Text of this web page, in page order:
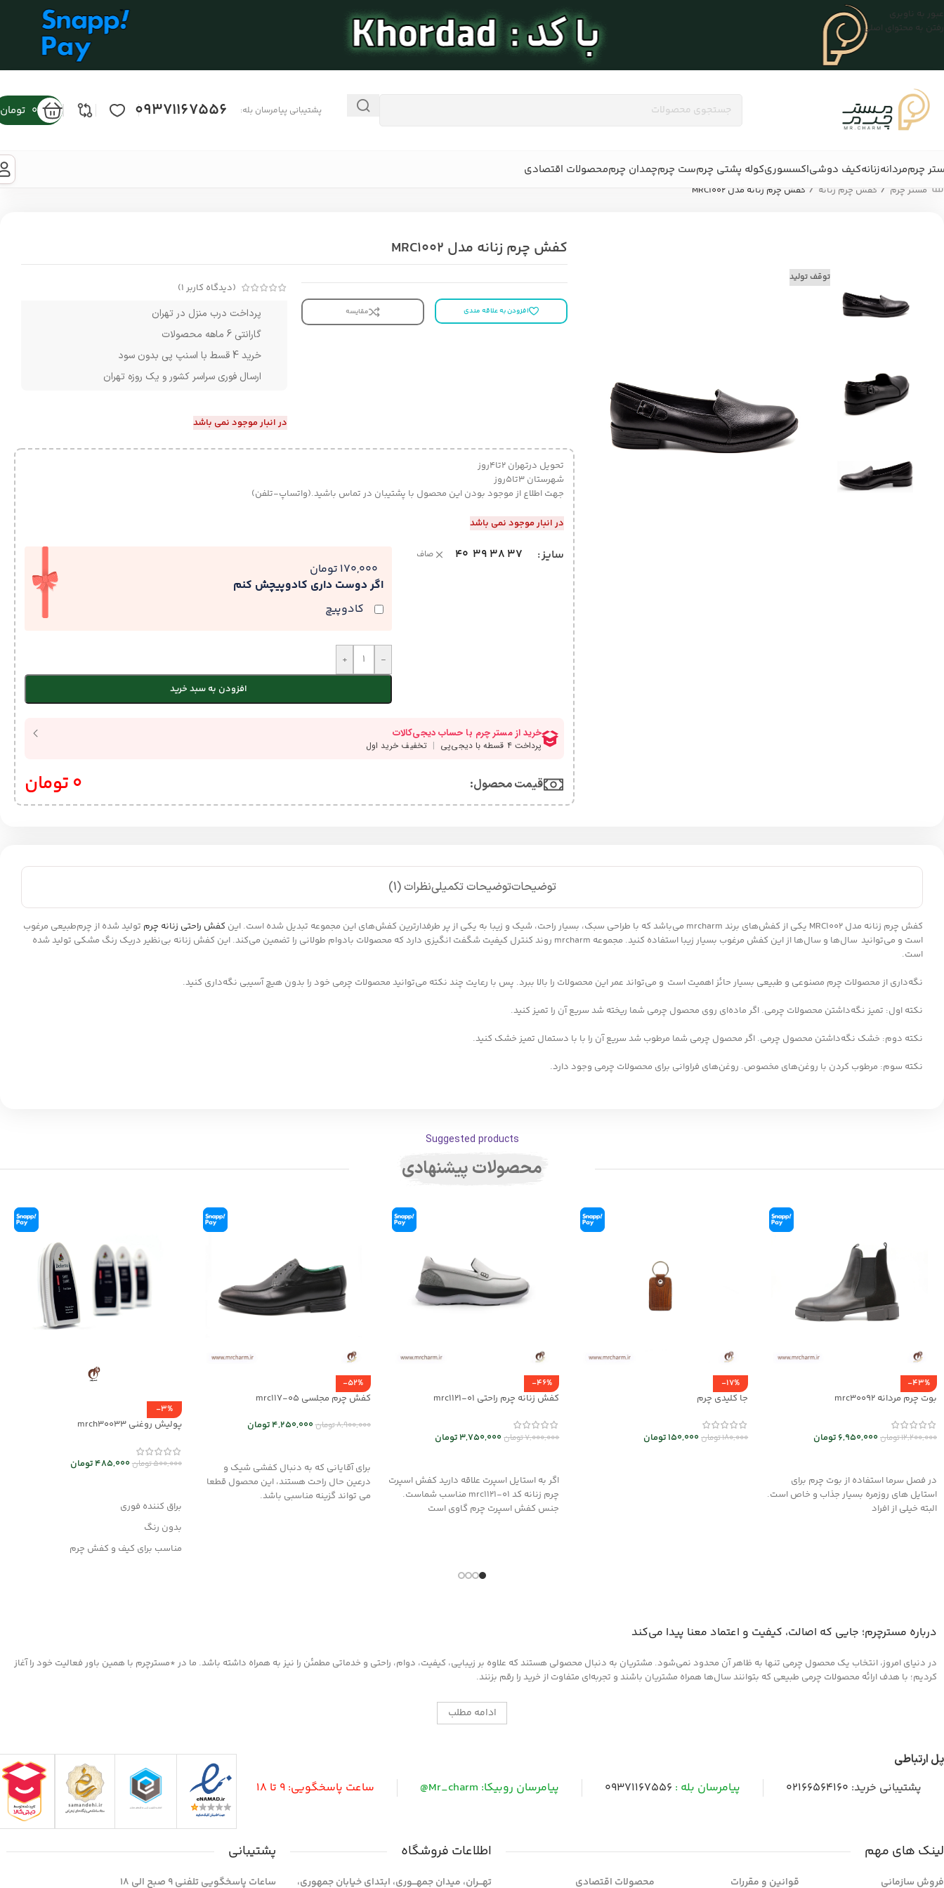
عبور به ناوبری
رفتن به محتوای اصلی
پشتیبانی پیامرسان بله: 09371167556
0 تومان
چرممردانهزنانهکیف دوشیاکسسوریکوله پشتی چرمست چرمچمدان چرممحصولات اقتصادی
مستر چرم / کفش چرم زنانه / کفش چرم زنانه مدل MRC1002
توقف تولید
کفش چرم زنانه مدل MRC1002
افزودن به علاقه مندی مقایسه
(دیدگاه کاربر 1
)
پرداخت درب منزل در تهران
گارانتی 6 ماهه محصولات
خرید 4 قسط با اسنپ پی بدون سود
ارسال فوری سراسر کشور و یک روزه تهران
در انبار موجود نمی باشد
تحویل درتهران 2تا4روز
شهرستان 3تا5روز
جهت اطلاع از موجود بودن این محصول با پشتیبان در تماس باشید.(واتساپ-تلفن)
در انبار موجود نمی باشد
سایز 37
38
39
40 صاف
اگر دوست داری کادوپیچش کنم
کادوپیچ
170,000 تومان
-
+
افزودن به سبد خرید
قیمت محصول:​ 0 تومان
توضیحاتتوضیحات تکمیلینظرات (1)
کفش‌ چرم زنانه مدل MRC1002 یکی از کفش‌های برند mrcharm‌‌ می‌باشد که با طراحی سبک، بسیار‌ راحت، شیک و زیبا به یکی از پر طرفدارترین کفش‌های این مجموعه تبدیل شده است. این کفش راحتی زنانه چرم تولید شده از چرم‌طبیعی مرغوب
است و می‌توانید سال‌ها و سال‌ها از این کفش مرغوب بسیار زیبا استفاده کنید. مجموعه mrcharm روند کنترل کیفیت شگفت انگیزی دارد که محصولات بادوام طولانی را تضمین می‌کند. این کفش زنانه بی‌نظیر دریک رنگ مشکی تولید شده
است.
نگه‌داری از محصولات چرم مصنوعی و طبیعی بسیار حائز اهمیت است و می‌تواند عمر این محصولات را بالا ببرد. پس با رعایت چند نکته می‌توانید محصولات چرمی خود را بدون هیچ آسیبی نگه‌داری کنید.
نکته اول: تمیز نگه‌داشتن محصولات چرمی. اگر ماده‌ای روی محصول چرمی شما ریخته شد سریع آن را تمیز کنید.
نکته دوم: خشک نگه‌داشتن محصول چرمی. اگر محصول چرمی شما مرطوب شد سریع آن را با با دستمال تمیز خشک کنید.
نکته سوم: مرطوب کردن با روغن‌های مخصوص. روغن‌های فراوانی برای محصولات چرمی وجود دارد.
Suggested products
محصولات پیشنهادی
-43%
بوت چرم مردانه mrc30092
12,200,000تومان6,950,000 تومان
در فصل سرما استفاده از بوت چرم برای
استایل های روزمره بسیار جذاب و خاص است.
البته خیلی از افراد
-17%
جا کلیدی چرم
180,000تومان150,000تومان
-46%
کفش زنانه چرم راحتی mrc1121-01
7,000,000تومان3,750,000تومان
اگر به استایل اسپرت علاقه دارید کفش اسپرت
چرم زنانه کد mrc1121-01 مناسب شماست.
جنس کفش اسپرت چرم گاوی است
-52%
کفش چرم مجلسی mrc117-05
8,900,000تومان4,250,000تومان
برای آقایانی که به دنبال کفشی شیک و
درعین حال راحت هستند، این محصول قطعا
می تواند گزینه مناسبی باشد.
-3%
پولیش روغنی mrch30033
500,000تومان485,000تومان
براق کننده فوری
بدون رنگ
مناسب برای کیف و کفش چرم
درباره مسترچرم؛ جایی که اصالت، کیفیت و اعتماد معنا پیدا می‌کند
در دنیای امروز، انتخاب یک محصول چرمی تنها به ظاهر آن محدود نمی‌شود. مشتریان به دنبال محصولی هستند که علاوه بر زیبایی، کیفیت، دوام، راحتی و خدماتی مطمئن را نیز به همراه داشته باشد. ما در *مسترچرم با همین باور فعالیت خود را آغاز
کردیم؛ با هدف ارائه محصولات چرمی طبیعی که بتوانند سال‌ها همراه مشتریان باشند و تجربه‌ای متفاوت از خرید را رقم بزنند.
ادامه مطلب
پل ارتباطی
پشتیبانی خرید: 02166564160 پیامرسان بله : 09371167556 پیامرسان روبیکا: Mr_charm@ ساعت پاسخگویی: 9 تا 18
لینک های مهم
فروش سازمانی قوانین و مقررات محصولات اقتصادی
اطلاعات فروشگاه
تهـــران، میدان جمهـــوری، ابتدای خیابان جمهوری،
پشتیبانی
ساعات پاسخگویی تلفنی 9 صبح الی 18